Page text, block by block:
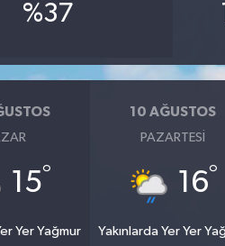
%37
15°
Yer Yağmur
10 AĞUSTOS
PAZARTESI
16°
Yakınlarda Yer Yer